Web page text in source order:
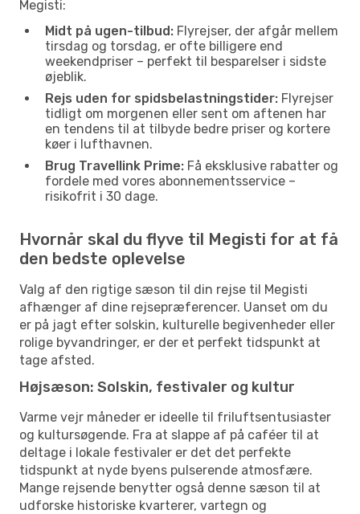
Megisti:
Midt på ugen-tilbud: Flyrejser, der afgår mellem
tirsdag og torsdag, er ofte billigere end
weekendpriser – perfekt til besparelser i sidste
øjeblik.
Rejs uden for spidsbelastningstider: Flyrejser
tidligt om morgenen eller sent om aftenen har
en tendens til at tilbyde bedre priser og kortere
køer i lufthavnen.
Brug Travellink Prime: Få eksklusive rabatter og
fordele med vores abonnementsservice –
risikofrit i 30 dage.
Hvornår skal du flyve til Megisti for at få
den bedste oplevelse
Valg af den rigtige sæson til din rejse til Megisti
afhænger af dine rejsepræferencer. Uanset om du
er på jagt efter solskin, kulturelle begivenheder eller
rolige byvandringer, er der et perfekt tidspunkt at
tage afsted.
Højsæson: Solskin, festivaler og kultur
Varme vejr måneder er ideelle til friluftsentusiaster
og kultursøgende. Fra at slappe af på caféer til at
deltage i lokale festivaler er det det perfekte
tidspunkt at nyde byens pulserende atmosfære.
Mange rejsende benytter også denne sæson til at
udforske historiske kvarterer, vartegn og